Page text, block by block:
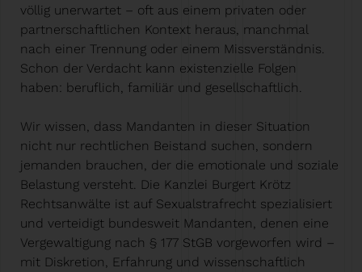
völlig unerwartet – oft aus einem privaten oder
partnerschaftlichen Kontext heraus, manchmal
nach einer Trennung oder einem Missverständnis.
Schon der Verdacht kann existenzielle Folgen
haben: beruflich, familiär und gesellschaftlich.
Wir wissen, dass Mandanten in dieser Situation
nicht nur rechtlichen Beistand suchen, sondern
jemanden brauchen, der die emotionale und soziale
Belastung versteht. Die Kanzlei Burgert Krötz
Rechtsanwälte ist auf Sexualstrafrecht spezialisiert
und verteidigt bundesweit Mandanten, denen eine
Vergewaltigung nach § 177 StGB vorgeworfen wird –
mit Diskretion, Erfahrung und wissenschaftlich